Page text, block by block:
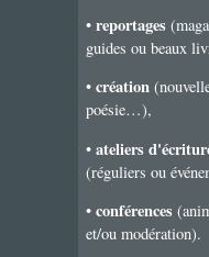
• reportages
guides ou beaux
• création
poésie…),
• ateliers
(réguliers ou
• conférences
et/ou modération).